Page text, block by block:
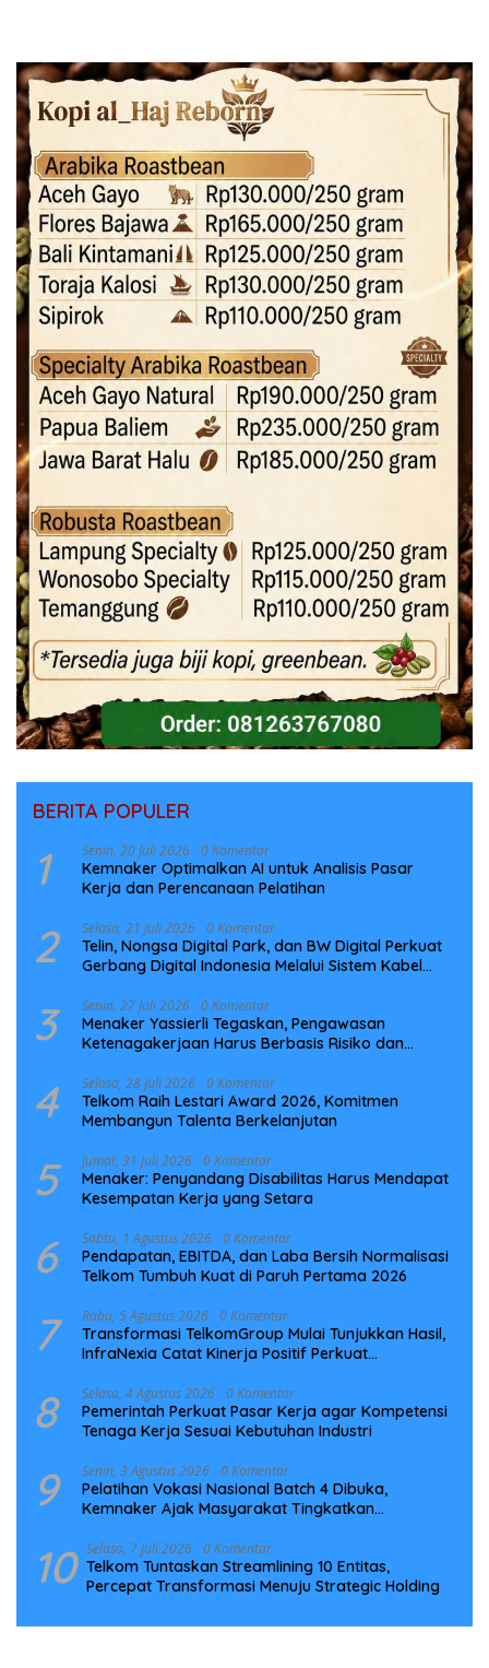
BERITA POPULER
1 Senin, 20 Juli 2026 0 Komentar
Kemnaker Optimalkan AI untuk Analisis Pasar
Kerja dan Perencanaan Pelatihan
2 Selasa, 21 Juli 2026 0 Komentar
Telin, Nongsa Digital Park, dan BW Digital Perkuat
Gerbang Digital Indonesia Melalui Sistem Kabel
3 Senin, 27 Juli 2026 0 Komentar
Menaker Yassierli Tegaskan, Pengawasan
Ketenagakerjaan Harus Berbasis Risiko dan
4 Selasa, 28 Juli 2026 0 Komentar
Telkom Raih Lestari Award 2026, Komitmen
Membangun Talenta Berkelanjutan
5 Jumat, 31 Juli 2026 0 Komentar
Menaker: Penyandang Disabilitas Harus Mendapat
Kesempatan Kerja yang Setara
6 Sabtu, 1 Agustus 2026 0 Komentar
Pendapatan, EBITDA, dan Laba Bersih Normalisasi
Telkom Tumbuh Kuat di Paruh Pertama 2026
7 Rabu, 5 Agustus 2026 0 Komentar
Transformasi TelkomGroup Mulai Tunjukkan Hasil,
InfraNexia Catat Kinerja Positif Perkuat
8 Selasa, 4 Agustus 2026 0 Komentar
Pemerintah Perkuat Pasar Kerja agar Kompetensi
Tenaga Kerja Sesuai Kebutuhan Industri
9 Senin, 3 Agustus 2026 0 Komentar
Pelatihan Vokasi Nasional Batch 4 Dibuka,
Kemnaker Ajak Masyarakat Tingkatkan
10 Selasa, 7 Juli 2026 0 Komentar
Telkom Tuntaskan Streamlining 10 Entitas,
Percepat Transformasi Menuju Strategic Holding